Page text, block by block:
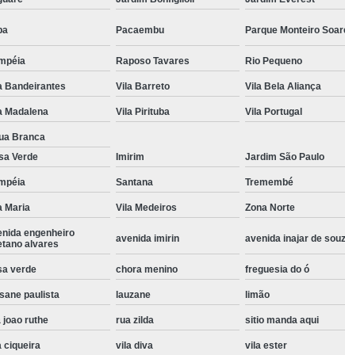
Instalação Eletrica Maquina de Lavar
Instalação Maquina de Lavar
Instalação para Maquina de Lavar
Instalar Maquina Lavar Roupa
Samsung Instalação Maquina
Instalação de Lava e Seca
Instalação Lava e Seca
Instalação
Instalação Maquina Lava e Seca
Instalação Samsung Lava
Lava e Seca Samsung Instalação
Manutenção de Fogão
Manutenção
Manutenção de Fogão
Pacaembu Parque Monteiro
Raposo Tavares Rio Pequeno
Bandeirantes Vila Barreto Vila Bela Aliança
Madalena Vila Pirituba Vila Portugal
Branca
Verde Imirim Jardim São Paulo
Santana Tremembé
Maria Vila Medeiros Zona Norte
engenheiro
alvares
avenida imirin avenida inajar de
verde chora menino freguesia do ó
paulista lauzane limão
joao ruthe rua zilda sitio manda aqui
ciqueira vila diva vila ester